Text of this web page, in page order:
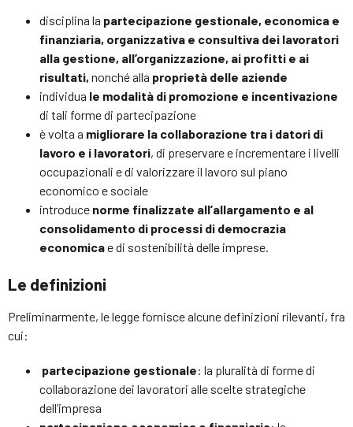
disciplina la partecipazione gestionale, economica e
finanziaria, organizzativa e consultiva dei lavoratori
alla gestione, all’organizzazione, ai profitti e ai
risultati, nonché alla proprietà delle aziende
individua le modalità di promozione e incentivazione
di tali forme di partecipazione
è volta a migliorare la collaborazione tra i datori di
lavoro e i lavoratori, di preservare e incrementare i livelli
occupazionali e di valorizzare il lavoro sul piano
economico e sociale
introduce norme finalizzate all’allargamento e al
consolidamento di processi di democrazia
economicae di sostenibilità delle imprese.
Le definizioni
Preliminarmente, le legge fornisce alcune definizioni rilevanti, fra
cui:
partecipazione gestionale: la pluralità di forme di
collaborazione dei lavoratori alle scelte strategiche
dell’impresa